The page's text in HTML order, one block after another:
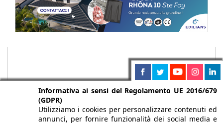
Informativa ai sensi del Regolamento UE 2016/679
(GDPR)
Utilizziamo i cookies per personalizzare contenuti ed
annunci, per fornire funzionalità dei social media e